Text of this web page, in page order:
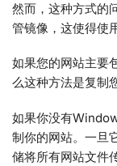
然而，这种方式的
管镜像，这使得使
如果您的网站主要
么这种方法是复制
如果你没有
制你的网站。一旦
储将所有网站文件